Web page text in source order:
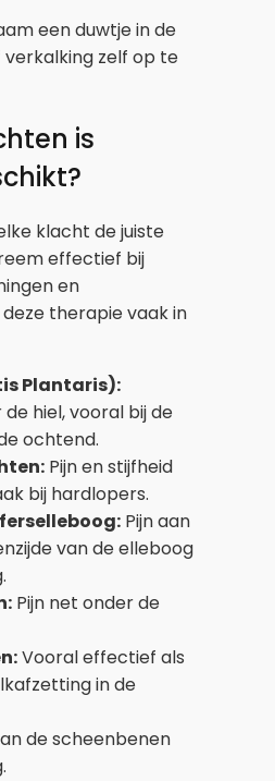
een duwtje in de
zelf op te
is
klacht de juiste
effectief bij
en
therapie vaak in
Plantaris):
hiel, vooral bij de
ochtend.
Pijn en stijfheid
bij hardlopers.
Pijn aan
van de elleboog
Pijn net onder de
Vooral effectief als
in de
de scheenbenen